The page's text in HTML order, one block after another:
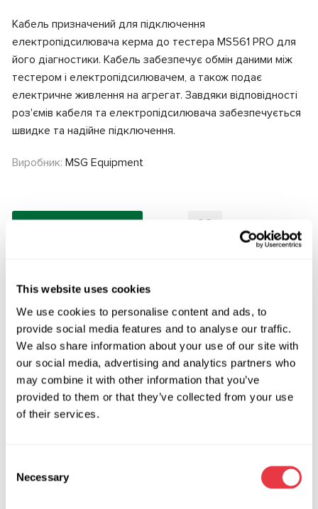
This website uses cookies
We use cookies to personalise content and ads, to
provide social media features and to analyse our traffic.
We also share information about your use of our site with
our social media, advertising and analytics partners who
may combine it with other information that you’ve
provided to them or that they’ve collected from your use
of their services.
Selection
Necessary
Кабель призначений для підключення
електропідсилювача керма до тестера MS561 PRO для
його діагностики. Кабель забезпечує обмін даними між
тестером і електропідсилювачем, а також подає
електричне живлення на агрегат. Завдяки відповідності
роз'ємів кабеля та електропідсилювача забезпечується
швидке та надійне підключення.
Виробник: MSG Equipment
OEM
MS3501011C, 1531719, 1541790, 1543217, 1546845,
1554804, 1559685, 1587996, 1631914, 1670531, 1673610,
1699891, 1744120, 1748781, 1899412, 1H563300100,
1H56398000, 1H56398010, 1M56398000, 2090805,
2270560, 3C529B, 563001H100, 563001H850,
563001K050, 563002H100, 563002L600, 563002L700,
563002L701, 563101H100, 563101H500, 563101K050,
563102H000, 563102H001, 563102H100, 563102H101,
563102H150, 563102H200, 563102K620, 563102K625,